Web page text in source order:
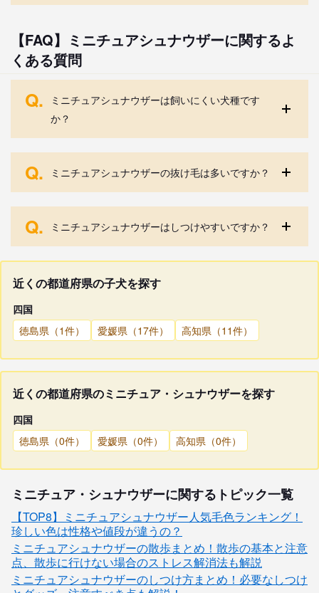
【FAQ】ミニチュアシュナウザーに関するよ
くある質問
Q.
ミニチュアシュナウザーは飼いにくい犬種です
か？
Q. ミニチュアシュナウザーの抜け毛は多いですか？
Q. ミニチュアシュナウザーはしつけやすいですか？
近くの都道府県の子犬を探す
四国
徳島県（1件）
愛媛県（17件） 高知県（11件）
近くの都道府県のミニチュア・シュナウザーを探す
四国
徳島県（0件）
愛媛県（0件） 高知県（0件）
ミニチュア・シュナウザーに関するトピック一覧
【TOP8】ミニチュアシュナウザー人気毛色ランキング！
珍しい色は性格や値段が違うの？
ミニチュアシュナウザーの散歩まとめ！散歩の基本と注意
点、散歩に行けない場合のストレス解消法も解説
ミニチュアシュナウザーのしつけ方まとめ！必要なしつけ